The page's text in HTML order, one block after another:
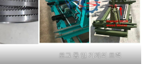
로그 톱 밀 기계의 트랙